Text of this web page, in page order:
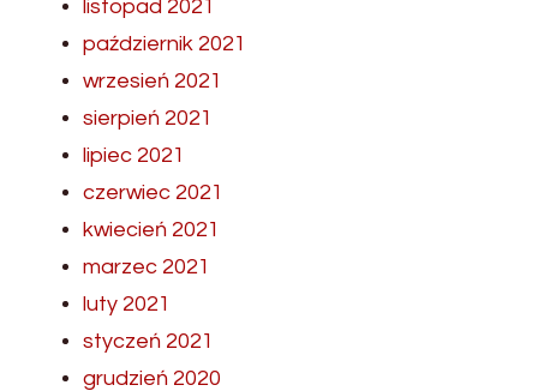
listopad 2021
październik 2021
wrzesień 2021
sierpień 2021
lipiec 2021
czerwiec 2021
kwiecień 2021
marzec 2021
luty 2021
styczeń 2021
grudzień 2020